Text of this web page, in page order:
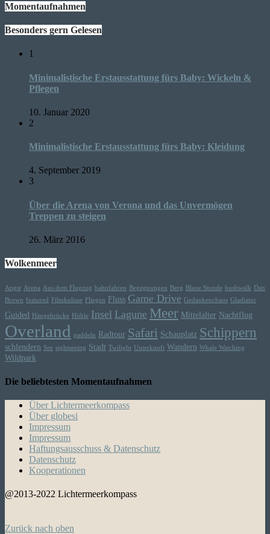
Momentaufnahmen
Besonders gern Gelesen
1
Minimalistische Erstausstattung fürs Baby: Wickeln &
Pflegen
10. Januar 2020
2
Minimalistische Erstausstattung fürs Baby: Kleidung
4. September 2019
3
Über die Arena von Verona und das Unvermögen
Treppen zu steigen
26. März 2016
Wolkenmeer
Angst Arena Aus dem Flugzug bahnfahren Begegnungen Berg Blaue Stunde bushwalk
Dan
Brown
featured Filmkulisse Fliegen Fluss Game Drive Gedankenchaos Gladiator
Guided Hängebrücke Höhle Insel Lagune Meer Mittelalter Nachtflug
Overland paddeln Radtour Safari Schauplatz Schippern
schlendern See sightseeing Stadt Twilight Unterkunft Wandern Whale Watching
Wildpark
Die beliebtesten Momentaufnahmen
Über Lichtermeerkompass
Über globesi
Impressum
Impressum
Haftungsausschuss & Datenschutz
Datenschutz
Kooperationen
@2013-2022 Lichtermeerkompass
Zurück nach oben